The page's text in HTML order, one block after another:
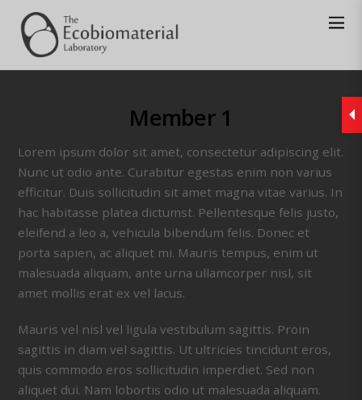
Member 1
Lorem ipsum dolor sit amet, consectetur adipiscing elit.
Nunc ut odio ante. Curabitur egestas enim non varius
efficitur. Duis sollicitudin sit amet magna vitae varius. In
hac habitasse platea dictumst. Pellentesque felis justo,
eleifend a leo a, vehicula bibendum felis. Donec et
porta sapien, ac aliquet mi. Mauris tempus, enim ut
malesuada aliquam, ante urna ullamcorper nisl, sit
amet mollis erat ex vel lacus.
Mauris vel nisl vel ligula vestibulum sagittis. Proin
sagittis in diam vel sagittis. Ut ultricies tincidunt eros,
quis commodo eros sollicitudin imperdiet. Sed non
aliquet dui. Nam lobortis odio ut malesuada aliquam.